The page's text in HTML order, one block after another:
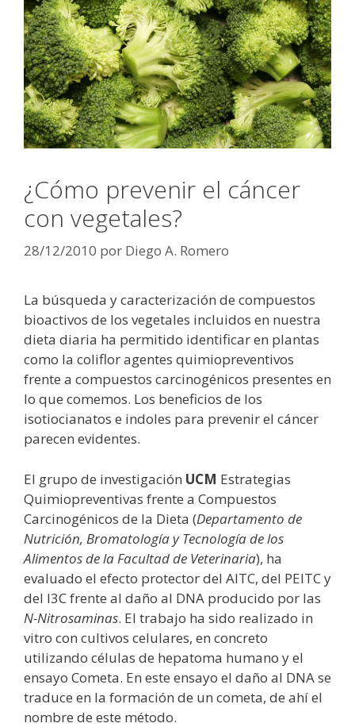
¿Cómo prevenir el cáncer
con vegetales?
28/12/2010 por Diego A. Romero
La búsqueda y caracterización de compuestos
bioactivos de los vegetales incluidos en nuestra
dieta diaria ha permitido identificar en plantas
como la coliflor agentes quimiopreventivos
frente a compuestos carcinogénicos presentes en
lo que comemos. Los beneficios de los
isotiocianatos e indoles para prevenir el cáncer
parecen evidentes.
El grupo de investigación UCM Estrategias
Quimiopreventivas frente a Compuestos
Carcinogénicos de la Dieta (Departamento de
Nutrición, Bromatología y Tecnología de los
Alimentos de la Facultad de Veterinaria), ha
evaluado el efecto protector del AITC, del PEITC y
del I3C frente al daño al DNA producido por las
N-Nitrosaminas. El trabajo ha sido realizado in
vitro con cultivos celulares, en concreto
utilizando células de hepatoma humano y el
ensayo Cometa. En este ensayo el daño al DNA se
traduce en la formación de un cometa, de ahí el
nombre de este método.